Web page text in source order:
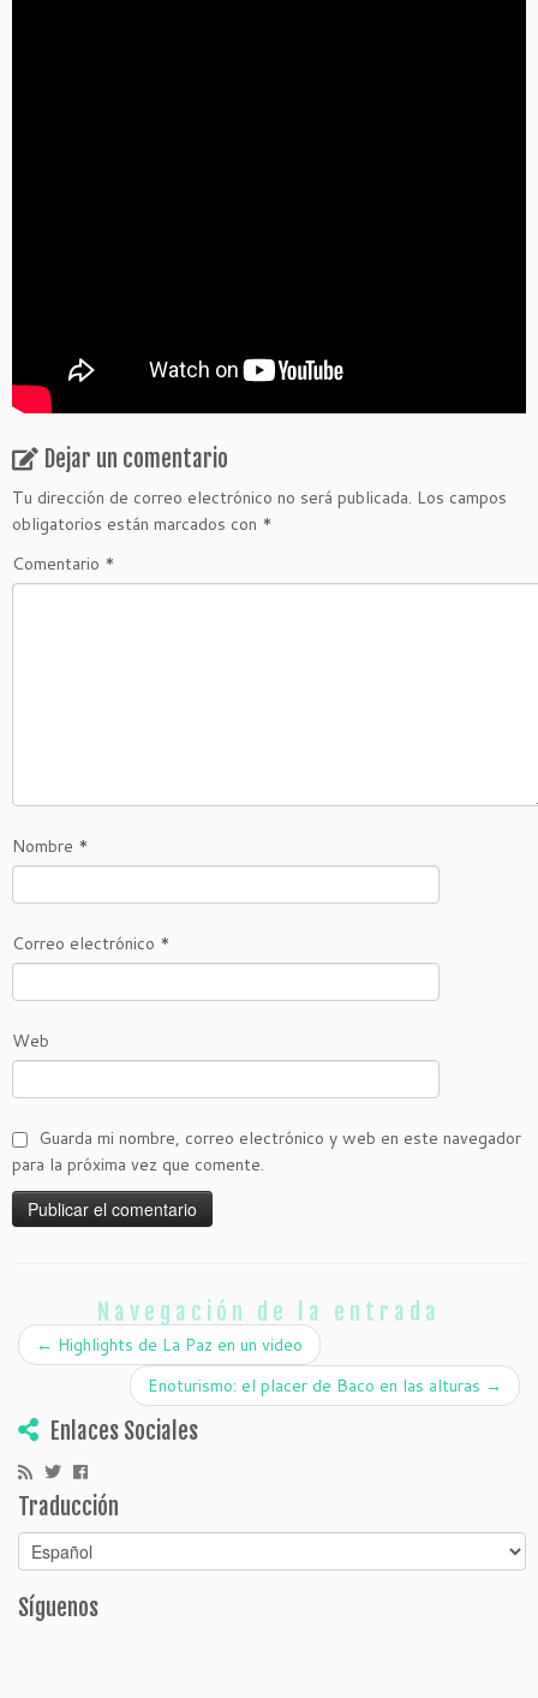
Dejar un comentario
Tu dirección de correo electrónico no será publicada. Los campos
obligatorios están marcados con *
Comentario *
Nombre *
Correo electrónico *
Web
Guarda mi nombre, correo electrónico y web en este navegador
para la próxima vez que comente.
Navegación de la entrada
← Highlights de La Paz en un video
Enoturismo: el placer de Baco en las alturas →
Enlaces Sociales
Traducción
Síguenos